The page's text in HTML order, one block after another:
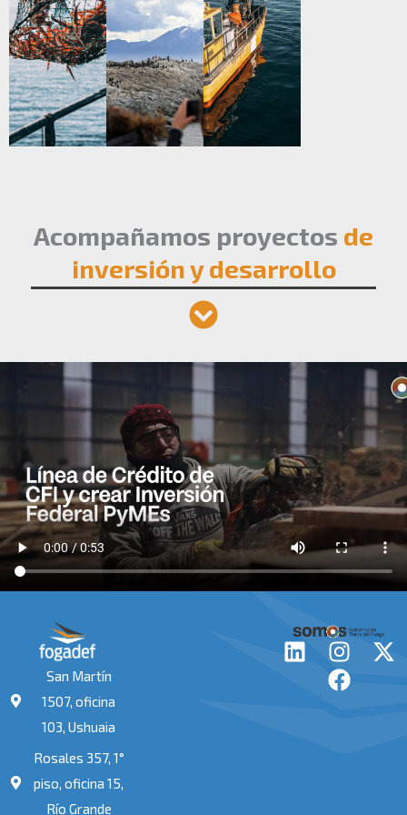
Acompañamos proyectos de
inversión y desarrollo
San Martín
1507, oficina
103, Ushuaia
Rosales 357, 1°
piso, oficina 15,
Río Grande
L
I
n
s
X
F
a
c